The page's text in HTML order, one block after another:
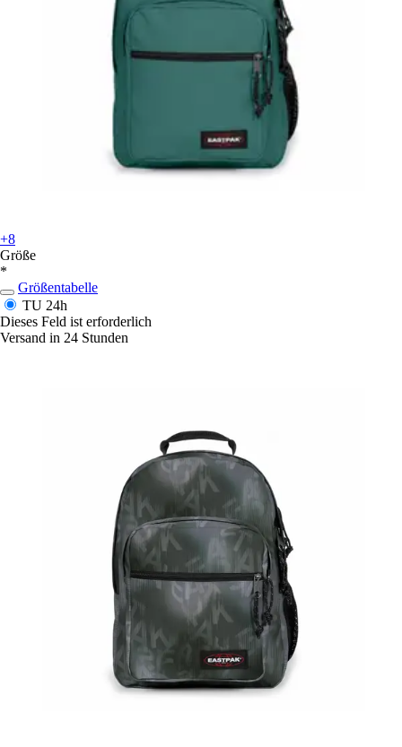
+8
Größe
*
Größentabelle
TU 24h
Dieses Feld ist erforderlich
Versand in 24 Stunden